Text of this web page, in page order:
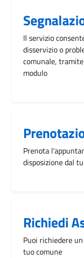
Il servizio
disservizio o
comunale,
modulo
Prenota
disposizione dal
Richiedi
Puoi richiedere
tuo comune